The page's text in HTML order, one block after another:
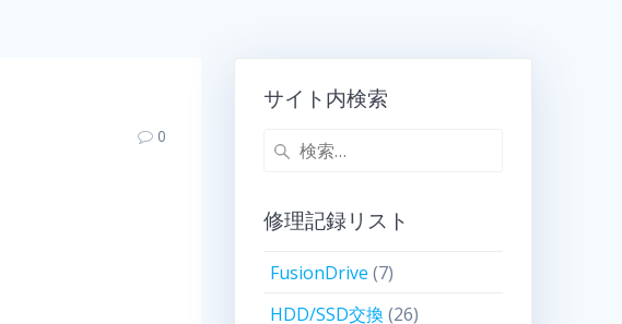
0
サイト内検索
修理記録リスト
FusionDrive (7)
HDD/SSD交換 (26)